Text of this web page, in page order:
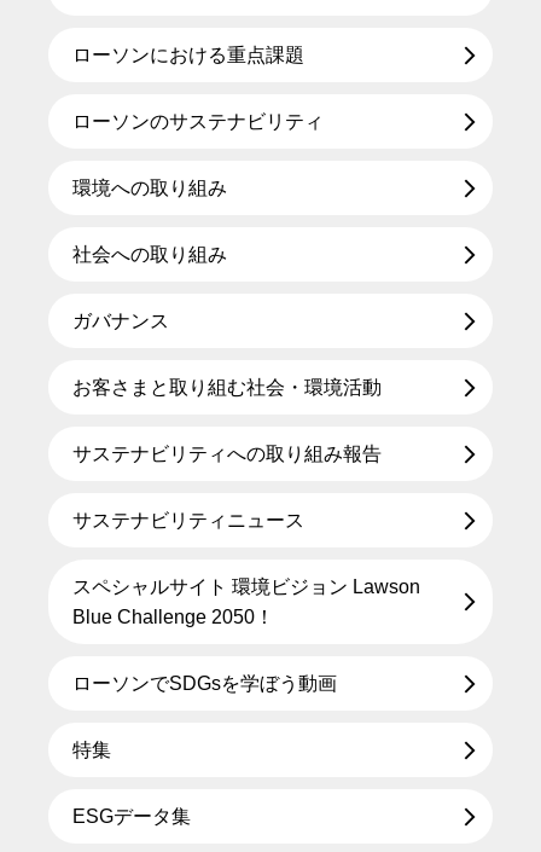
ローソンにおける重点課題
ローソンのサステナビリティ
環境への取り組み
社会への取り組み
ガバナンス
お客さまと取り組む社会・環境活動
サステナビリティへの取り組み報告
サステナビリティニュース
スペシャルサイト 環境ビジョン Lawson
Blue Challenge 2050！
ローソンでSDGsを学ぼう動画
特集
ESGデータ集